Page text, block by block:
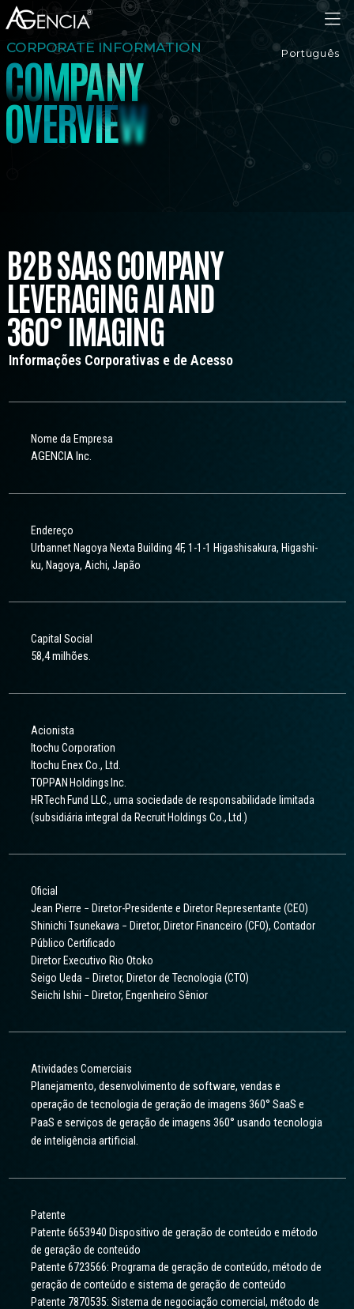
AGENCIA
Y
N
A
P
M
O
C
CORPORATE INFORMATION
W
E
I
V
R
E
V
O
B2B SAAS COMPANY
LEVERAGING AI AND
360° IMAGING
Informações Corporativas e de Acesso
Nome da Empresa
AGENCIA Inc.
Endereço
Urbannet Nagoya Nexta Building 4F, 1-1-1 Higashisakura, Higashi-
ku, Nagoya, Aichi, Japão
Capital Social
58,4 milhões.
Acionista
Itochu Corporation
Itochu Enex Co., Ltd.
TOPPAN Holdings Inc.
HR Tech Fund LLC., uma sociedade de responsabilidade limitada
(subsidiária integral da Recruit Holdings Co., Ltd.)
Oficial
Jean Pierre − Diretor-Presidente e Diretor Representante (CEO)
Shinichi Tsunekawa − Diretor, Diretor Financeiro (CFO), Contador
Público Certificado
Diretor Executivo Rio Otoko
Seigo Ueda − Diretor, Diretor de Tecnologia (CTO)
Seiichi Ishii − Diretor, Engenheiro Sênior
Atividades Comerciais
Planejamento, desenvolvimento de software, vendas e
operação de tecnologia de geração de imagens 360° SaaS e
PaaS e serviços de geração de imagens 360° usando tecnologia
de inteligência artificial.
Patente
Patente 6653940 Dispositivo de geração de conteúdo e método
de geração de conteúdo
Patente 6723566: Programa de geração de conteúdo, método de
geração de conteúdo e sistema de geração de conteúdo
Patente 7870535: Sistema de negociação comercial, método de
Português